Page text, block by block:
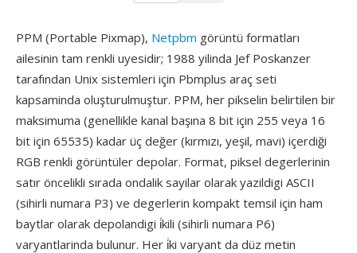
PPM (Portable Pixmap), Netpbm görüntü formatları
ailesinin tam renkli uyesidir; 1988 yilinda Jef Poskanzer
tarafından Unix sistemleri için Pbmplus araç seti
kapsaminda oluşturulmuştur. PPM, her pikselin belirtilen bir
maksimuma (genellikle kanal başına 8 bit için 255 veya 16
bit için 65535) kadar üç değer (kırmızı, yeşil, mavi) içerdiği
RGB renkli görüntüler depolar. Format, piksel degerlerinin
satır öncelikli sırada ondalik sayilar olarak yazildigi ASCII
(sihirli numara P3) ve degerlerin kompakt temsil için ham
baytlar olarak depolandigi i̇kili (sihirli numara P6)
varyantlarinda bulunur. Her i̇ki varyant da düz metin